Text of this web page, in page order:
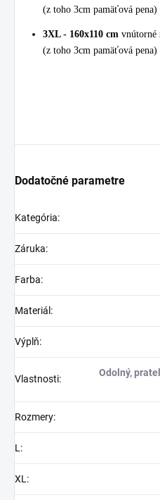
(z toho 3cm pamäťová pena)
3XL - 160x110 cm vnútorné
(z toho 3cm pamäťová pena)
Dodatočné parametre
Kategória:
Záruka:
Farba:
Materiál :
Výplň:
Vlastnosti:
Odolný,
Rozmery:
L:
XL: